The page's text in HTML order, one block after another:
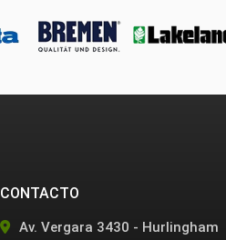
CONTACTO
Av. Vergara 3430 - Hurlingham